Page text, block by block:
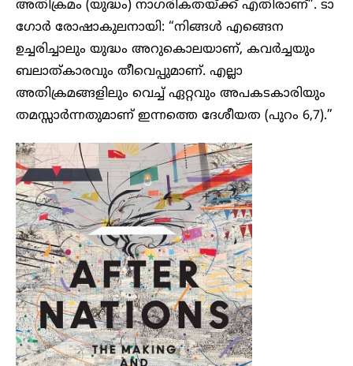
അതിക്രമം (യുദ്ധം) നാ​ഗരികതയ്ക്ക് എതിരാണ്”. ടാ​
ഗോർ രോഷാകുലനായി: “നിങ്ങൾ എങ്ങെന
ഉച്ചരിച്ചാലും യുദ്ധം അറുകൊലയാണ്, കവർച്ചയും
ബലാത്കാരവും തീവെപ്പുമാണ്. എല്ലാ
അതിക്രമങ്ങളിലും വെച്ച് ഏറ്റവും അപകടകാരിയും
തമസ്സാർന്നതുമാണ് ഇന്നത്തെ ദേശീയത (പുറം 6,7).”